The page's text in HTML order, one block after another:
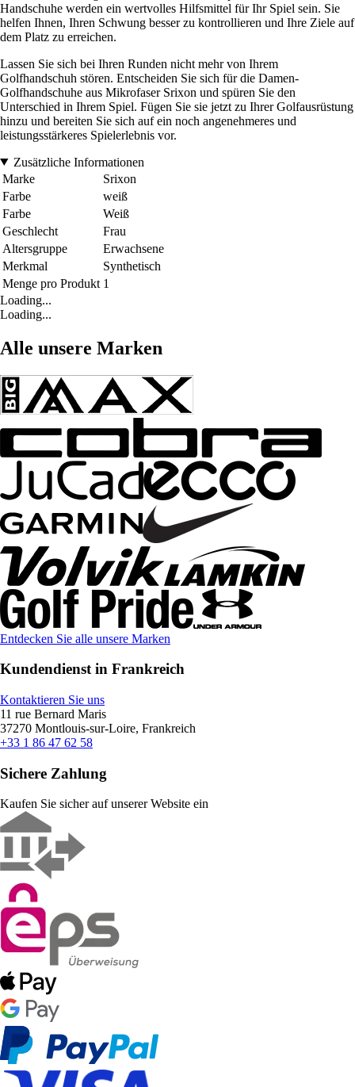
Handschuhe werden ein wertvolles Hilfsmittel für Ihr Spiel sein. Sie
helfen Ihnen, Ihren Schwung besser zu kontrollieren und Ihre Ziele auf
dem Platz zu erreichen.
Lassen Sie sich bei Ihren Runden nicht mehr von Ihrem
Golfhandschuh stören. Entscheiden Sie sich für die Damen-
Golfhandschuhe aus Mikrofaser Srixon und spüren Sie den
Unterschied in Ihrem Spiel. Fügen Sie sie jetzt zu Ihrer Golfausrüstung
hinzu und bereiten Sie sich auf ein noch angenehmeres und
leistungsstärkeres Spielerlebnis vor.
Zusätzliche Informationen
Marke
Srixon
Farbe
weiß
Farbe
Weiß
Geschlecht
Frau
Altersgruppe
Erwachsene
Merkmal
Synthetisch
Menge pro Produkt 1
Loading...
Loading...
Alle unsere Marken
Entdecken Sie alle unsere Marken
Kundendienst in Frankreich
Kontaktieren Sie uns
11 rue Bernard Maris
37270 Montlouis-sur-Loire, Frankreich
+33 1 86 47 62 58
Sichere Zahlung
Kaufen Sie sicher auf unserer Website ein